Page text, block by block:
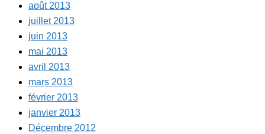
août 2013
juillet 2013
juin 2013
mai 2013
avril 2013
mars 2013
février 2013
janvier 2013
Décembre 2012